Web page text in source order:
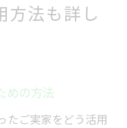
方法も詳し
めの方法
たご実家をどう活用